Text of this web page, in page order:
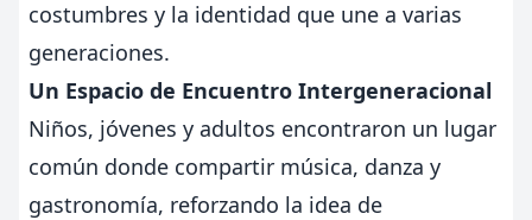
costumbres y la identidad que une a varias
generaciones.
Un Espacio de Encuentro Intergeneracional
Niños, jóvenes y adultos encontraron un lugar
común donde compartir música, danza y
gastronomía, reforzando la idea de